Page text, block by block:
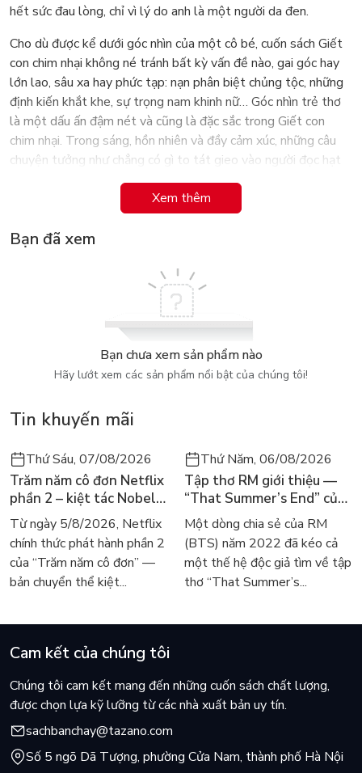
hết sức đau lòng, chỉ vì lý do anh là một người da đen.
Cho dù được kể dưới góc nhìn của một cô bé, cuốn sách Giết
con chim nhại không né tránh bất kỳ vấn đề nào, gai góc hay
lớn lao, sâu xa hay phức tạp: nạn phân biệt chủng tộc, những
định kiến khắt khe, sự trọng nam khinh nữ… Góc nhìn trẻ thơ
là một dấu ấn đậm nét và cũng là đặc sắc trong Giết con
chim nhại. Trong sáng, hồn nhiên và đầy cảm xúc, những câu
chuyện tưởng như chẳng có gì to tát gieo vào người đọc hạt
Gần 50 năm từ ngày đầu ra mắt, Giết con chim nhại, tác phẩm
đầu tay và cũng là cuối cùng của nữ nhà văn Mỹ Harper Lee
vẫn đầy sức hút với độc giả ở nhiều lứa tuổi.
Thông điệp yêu thương trải khắp các chương sách là một
trong những lý do khiến Giết con chim nhại giữ sức sống lâu
bền của mình trong trái tim độc giả ở nhiều quốc gia, nhiều thế
cách nhìn dí dỏm về thế giới xung quanh. Người lớn lại tìm ra
điều thú vị sâu xa trong tình cha con nhà Atticus, và đặc biệt
“em nghĩ chỉ có một hạng người. Đó là người.".
Xem thêm
Bạn đã xem
Bạn chưa xem sản phẩm nào
Hãy lướt xem các sản phẩm nổi bật của chúng tôi!
Tin khuyến mãi
Thứ Sáu, 07/08/2026
Trăm năm cô đơn Netflix
phần 2 – kiệt tác Nobel
trở lại màn ảnh, dòng
người tìm đọc lại García
Márquez
Từ ngày 5/8/2026, Netflix
chính thức phát hành phần 2
của “Trăm năm cô đơn” —
bản chuyển thể kiệt...
Thứ Năm, 06/08/2026
Tập thơ RM giới thiệu —
“That Summer’s End” của
Lee Seong-bok ra mắt bản
tiếng Anh sau 4 năm gây
sốt
Một dòng chia sẻ của RM
(BTS) năm 2022 đã kéo cả
một thế hệ độc giả tìm về tập
thơ “That Summer’s...
Cam kết của chúng tôi
Chúng tôi cam kết mang đến những cuốn sách chất lượng,
được chọn lựa kỹ lưỡng từ các nhà xuất bản uy tín.
sachbanchay@tazano.com
Số 5 ngõ Dã Tượng, phường Cửa Nam, thành phố Hà Nội